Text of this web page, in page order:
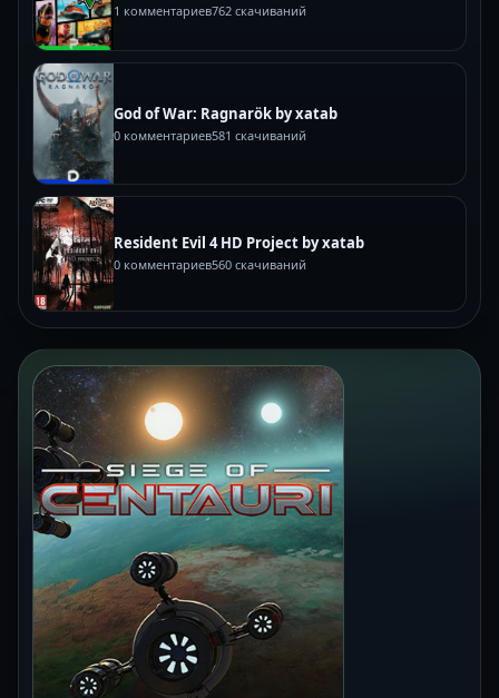
1 комментариев762 скачиваний
God of War: Ragnarök by xatab
0 комментариев581 скачиваний
Resident Evil 4 HD Project by xatab
0 комментариев560 скачиваний